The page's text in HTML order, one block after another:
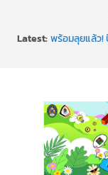
Latest:พร้อมลุยแล้ว!
พาธุรกิจท้อง
นอกจากเทคโ